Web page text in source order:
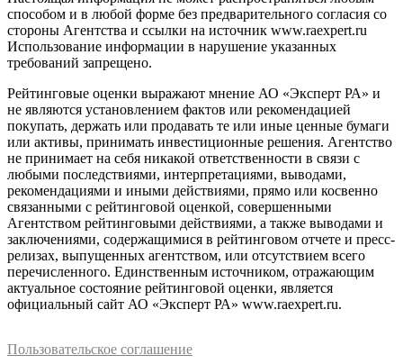
способом и в любой форме без предварительного согласия со
стороны Агентства и ссылки на источник www.raexpert.ru
Использование информации в нарушение указанных
требований запрещено.
Рейтинговые оценки выражают мнение АО «Эксперт РА» и
не являются установлением фактов или рекомендацией
покупать, держать или продавать те или иные ценные бумаги
или активы, принимать инвестиционные решения. Агентство
не принимает на себя никакой ответственности в связи с
любыми последствиями, интерпретациями, выводами,
рекомендациями и иными действиями, прямо или косвенно
связанными с рейтинговой оценкой, совершенными
Агентством рейтинговыми действиями, а также выводами и
заключениями, содержащимися в рейтинговом отчете и пресс-
релизах, выпущенных агентством, или отсутствием всего
перечисленного. Единственным источником, отражающим
актуальное состояние рейтинговой оценки, является
официальный сайт АО «Эксперт РА» www.raexpert.ru.
Пользовательское соглашение